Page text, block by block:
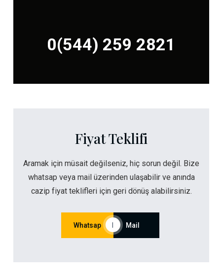
0(544) 259 2821
Fiyat Teklifi
Aramak için müsait değilseniz, hiç sorun değil. Bize
whatsap veya mail üzerinden ulaşabilir ve anında
cazip fiyat teklifleri için geri dönüş alabilirsiniz.
Whatsap Mail